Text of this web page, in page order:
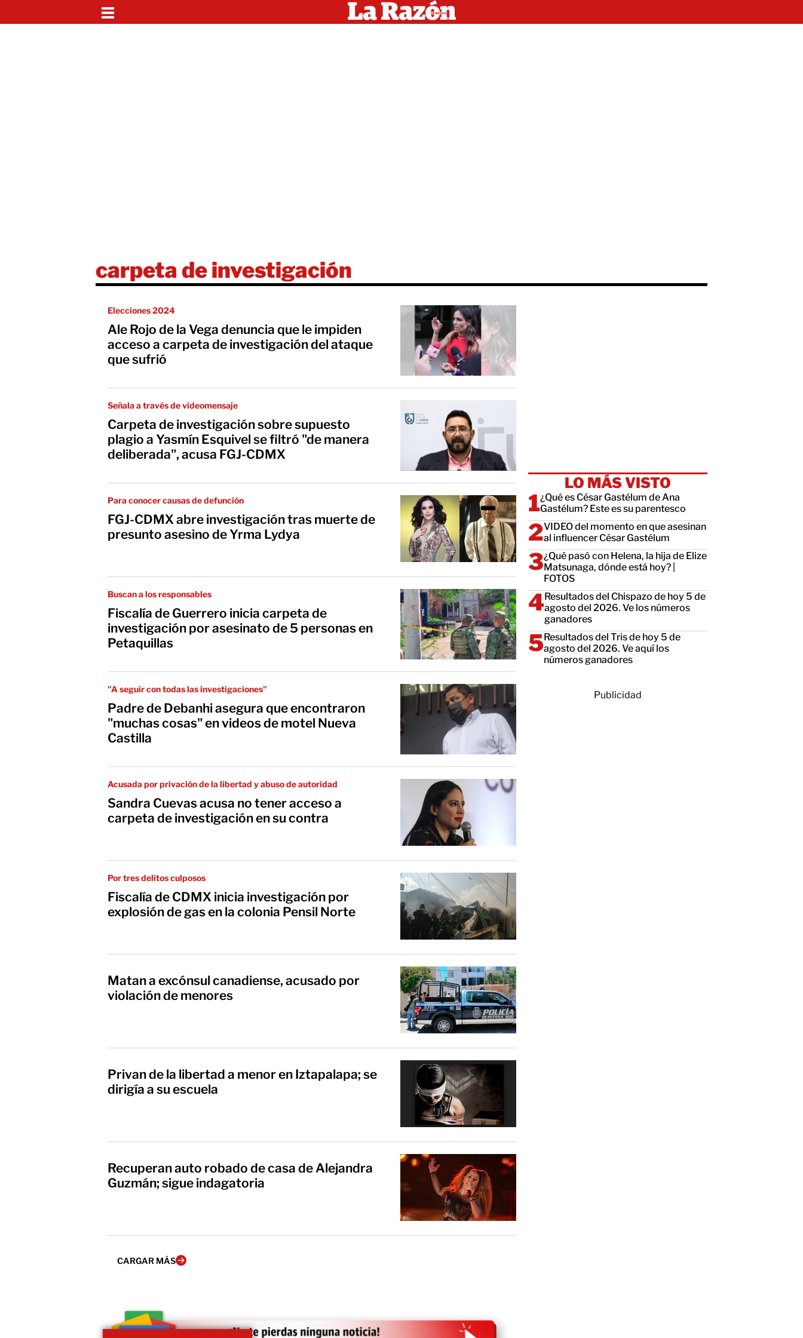
carpeta de investigación
Elecciones 2024
Ale Rojo de la Vega denuncia que le impiden
acceso a carpeta de investigación del ataque
que sufrió
Señala a través de videomensaje
Carpeta de investigación sobre supuesto
plagio a Yasmín Esquivel se filtró "de manera
deliberada", acusa FGJ-CDMX
Para conocer causas de defunción
FGJ-CDMX abre investigación tras muerte de
presunto asesino de Yrma Lydya
Buscan a los responsables
Fiscalía de Guerrero inicia carpeta de
investigación por asesinato de 5 personas en
Petaquillas
"A seguir con todas las investigaciones"
Padre de Debanhi asegura que encontraron
"muchas cosas" en videos de motel Nueva
Castilla
Acusada por privación de la libertad y abuso de autoridad
Sandra Cuevas acusa no tener acceso a
carpeta de investigación en su contra
Por tres delitos culposos
Fiscalía de CDMX inicia investigación por
explosión de gas en la colonia Pensil Norte
Matan a excónsul canadiense, acusado por
violación de menores
Privan de la libertad a menor en Iztapalapa; se
dirigía a su escuela
Recuperan auto robado de casa de Alejandra
Guzmán; sigue indagatoria
CARGAR MÁS
LO MÁS VISTO
¿Qué es César Gastélum de Ana
Gastélum? Este es su parentesco
VIDEO del momento en que asesinan
al influencer César Gastélum
¿Qué pasó con Helena, la hija de Elize
Matsunaga, dónde está hoy? |
FOTOS
Resultados del Chispazo de hoy 5 de
agosto del 2026. Ve los números
ganadores
Resultados del Tris de hoy 5 de
agosto del 2026. Ve aquí los
números ganadores
Publicidad